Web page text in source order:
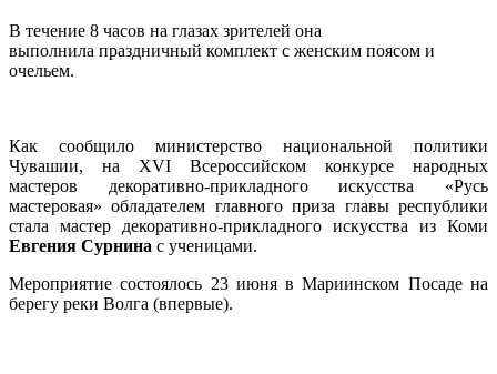
В течение 8 часов на глазах зрителей она
выполнила праздничный комплект с женским поясом и
очельем.
Как сообщило министерство национальной политики
Чувашии, на XVI Всероссийском конкурсе народных
мастеров декоративно-прикладного искусства «Русь
мастеровая» обладателем главного приза главы республики
стала мастер декоративно-прикладного искусства из Коми
Евгения Сурнина с ученицами.
Мероприятие состоялось 23 июня в Мариинском Посаде на
берегу реки Волга (впервые).